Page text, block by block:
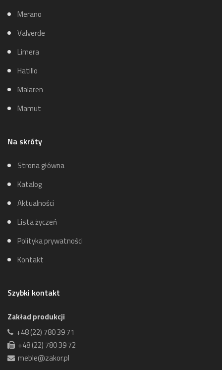
Merano
Valverde
Limera
Hatillo
Malaren
Mamut
Na skróty
Strona główna
Katalog
Aktualności
Lista życzeń
Polityka prywatności
Kontakt
Szybki kontakt
Zakład produkcji
+48 (22) 780 39 71
+48 (22) 780 39 72
meble@zakor.pl